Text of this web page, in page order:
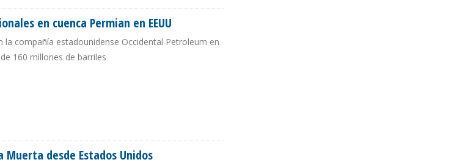
en cuenca Permian en EEUU
compañía estadounidense Occidental Petroleum en
160 millones de barriles
desde Estados Unidos